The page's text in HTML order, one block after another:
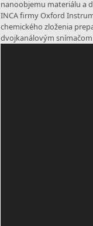
nanoobjemu materiálu a
INCA firmy Oxford
chemického zloženia
dvojkanálovým